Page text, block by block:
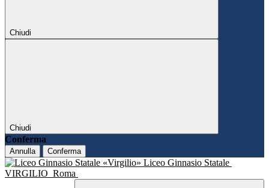
Chiudi
Chiudi
Conferma
Annulla Conferma
Liceo Ginnasio Statale
VIRGILIO Roma